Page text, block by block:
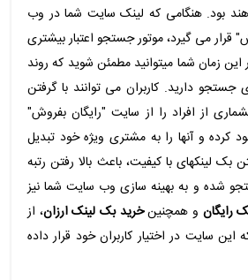
بود. هنگامی که لینک سایت شما در وب
قرار می گیرد، موتور جستجو اعتبار بیشتری
زمان شما میتوانید مطمئن شوید که روند
دارید. کاربران می توانند با گرفتن
از افراد را از سایت "رایگان بفروش"
کرده و آنها را به مشتری ویژه خود تبدیل
بک لینکهای با کیفیت، باعث بالا رفتن رتبه
شده و به بهینه سازی وب سایت شما نیز
رایگان و همچنینخرید بک لینک ارزان، از
سایت در اختیار کاربران خود قرار داده